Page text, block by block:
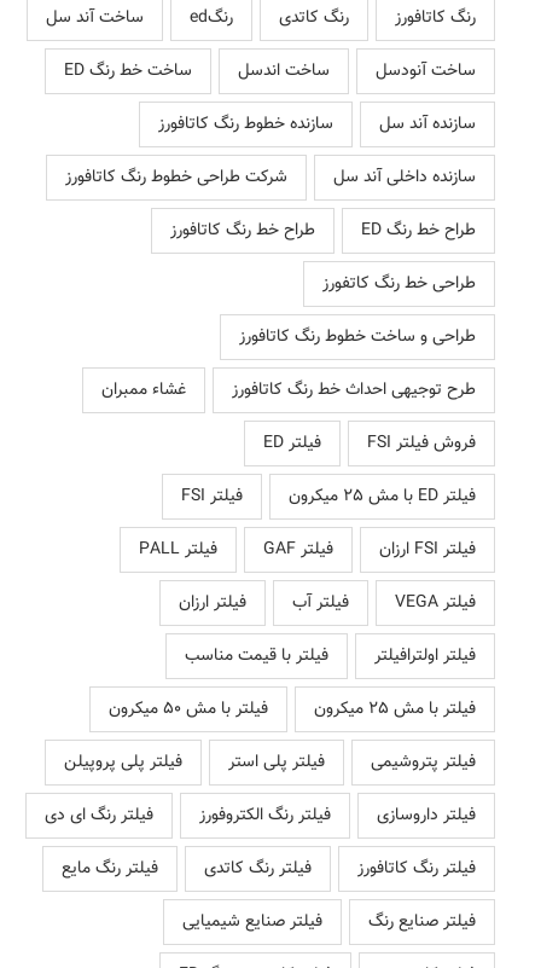
رنگ کاتافورز
رنگ کاتدی رنگed
ساخت آند سل
ساخت آنودسل
ساخت اندسل
ساخت خط رنگ ED
سازنده آند سل
سازنده خطوط رنگ کاتافورز
سازنده داخلی آند سل
شرکت طراحی خطوط رنگ کاتافورز
طراح خط رنگ ED
طراح خط رنگ کاتافورز
طراحی خط رنگ کاتفورز
طراحی و ساخت خطوط رنگ کاتافورز
طرح توجیهی احداث خط رنگ کاتافورز
غشاء ممبران
فروش فیلتر FSI
فیلتر ED
فیلتر ED با مش 25 میکرون
فیلتر FSI
فیلتر FSI ارزان
فیلتر GAF
فیلتر PALL
فیلتر VEGA
فیلتر آب
فیلتر ارزان
فیلتر اولترافیلتر
فیلتر با قیمت مناسب
فیلتر با مش 25 میکرون
فیلتر با مش 50 میکرون
فیلتر پتروشیمی
فیلتر پلی استر
فیلتر پلی پروپیلن
فیلتر داروسازی
فیلتر رنگ الکتروفورز
فیلتر رنگ ای دی
فیلتر رنگ کاتافورز
فیلتر رنگ کاتدی
فیلتر رنگ مایع
فیلتر صنایع رنگ
فیلتر صنایع شیمیایی